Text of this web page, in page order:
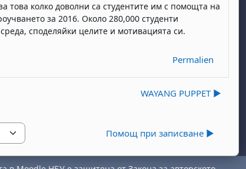
това колко доволни са студентите им с помощта на
за 2016. Около 280,000 студенти
споделяйки целите и мотивацията си.
Permalien
WAYANG PUPPET ▶︎
Помощ при записване ▶︎